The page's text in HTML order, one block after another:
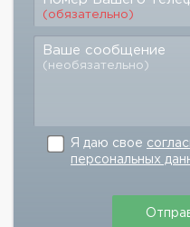
(обязательно)
Ваше сообщение
(необязательно)
Я даю свое
персональных